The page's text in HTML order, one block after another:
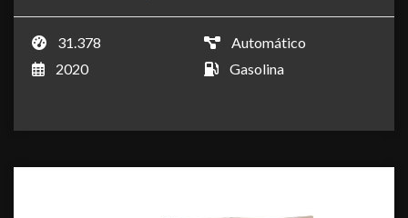
31.378
Automático
2020
Gasolina